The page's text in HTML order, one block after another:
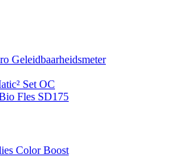
Geleidbaarheidsmeter
Set OC
Fles SD175
Color Boost